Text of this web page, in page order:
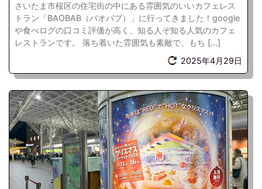
さいたま市桜区の住宅街の中にある雰囲気のいいカフェレス
トラン「BAOBAB（バオバブ）」に行ってきました！google
や食べログの口コミ評価が高く、知る人ぞ知る人気のカフェ
レストランです。 落ち着いた雰囲気も素敵で、もち […]
2025年4月29日